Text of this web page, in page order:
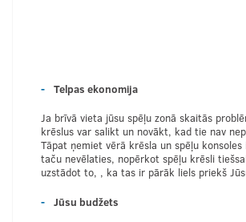
Telpas ekonomija
Ja brīvā vieta jūsu spēļu zonā skaitās
krēslus var salikt un novākt, kad tie nav
Tāpat ņemiet vērā krēsla un spēļu konsoles
taču nevēlaties, nopērkot spēļu krēsli
uzstādot to, , ka tas ir pārāk liels priekš
Jūsu budžets